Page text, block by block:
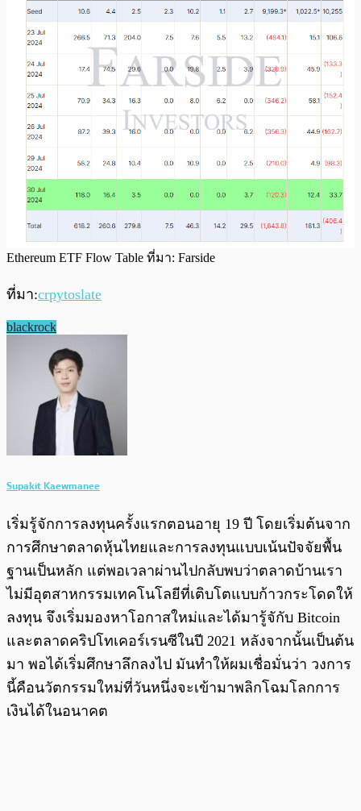
Ethereum ETF Flow Table ที่มา: Farside
ที่มา:crpytoslate
blackrock
Supakit Kaewmanee
เริ่มรู้จักการลงทุนครั้งแรกตอนอายุ 19 ปี โดยเริ่มต้นจาก
การศึกษาตลาดหุ้นไทยและการลงทุนแบบเน้นปัจจัยพื้น
ฐานเป็นหลัก แต่พอเวลาผ่านไปกลับพบว่าตลาดบ้านเรา
ไม่มีอุตสาหกรรมเทคโนโลยีที่เติบโตแบบก้าวกระโดดให้
ลงทุน จึงเริ่มมองหาโอกาสใหม่และได้มารู้จักับ Bitcoin
และตลาดคริปโทเคอร์เรนซีในปี 2021 หลังจากนั้นเป็นต้น
มา พอได้เริ่มศึกษาลึกลงไป มันทำให้ผมเชื่อมั่นว่า วงการ
นี้คือนวัตกรรมใหม่ที่วันหนึ่งจะเข้ามาพลิกโฉมโลกการ
เงินได้ในอนาคต